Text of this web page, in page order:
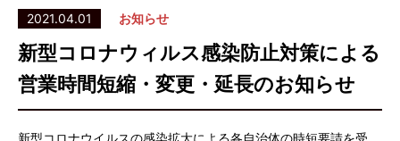
2021.04.01 お知らせ
新型コロナウィルス感染防止対策による
営業時間短縮・変更・延長のお知らせ
新型コロナウイルスの感染拡大による各自治体の時短要請を受